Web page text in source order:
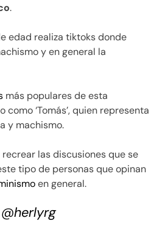
.
edad realiza tiktoks donde
y en general la
más populares de esta
‘Tomás’, quien representa
y machismo.
las discusiones que se
tipo de personas que opinan
en general.
@herlyrg